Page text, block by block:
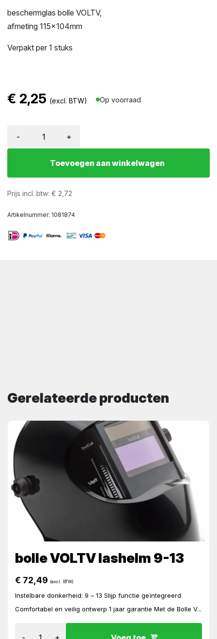
beschermglas bolle VOLTV,
afmeting 115x104mm
Verpakt per 1 stuks
€ 2,25 (excl. BTW) Op voorraad
- +
Toevoegen aan winkelwagen
Prijs incl. btw: € 2,72
Artikelnummer: 1081874
Gerelateerde producten
bolle VOLTV lashelm 9-13
€ 72,49 (excl. BTW)
Instelbare donkerheid: 9 – 13 Slijp functie geïntegreerd
Comfortabel en veilig ontwerp 1 jaar garantie Met de Bolle V...